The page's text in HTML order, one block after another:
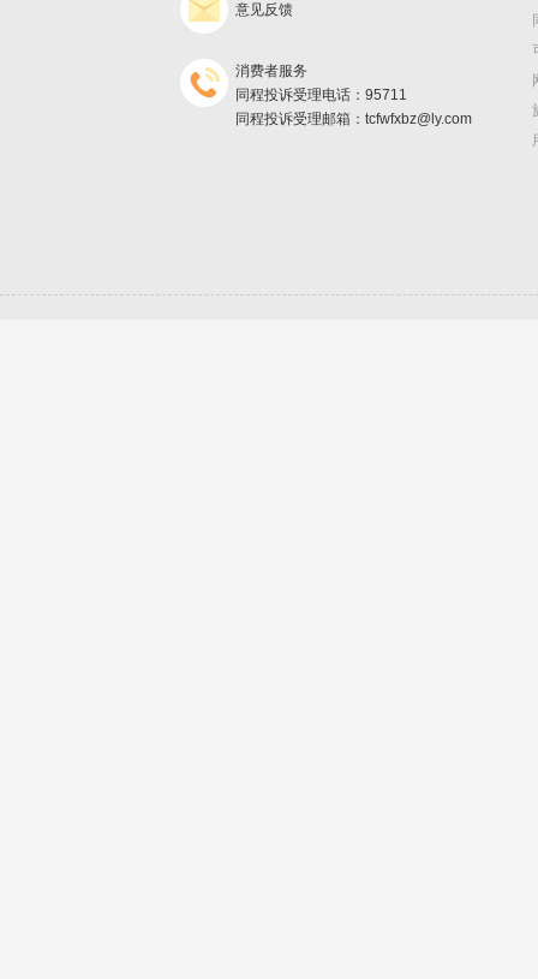
意见反馈
消费者服务
同程投诉受理电话：95711
同程投诉受理邮箱：tcfwfxbz@ly.com